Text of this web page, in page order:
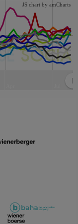
JS chart by amCharts